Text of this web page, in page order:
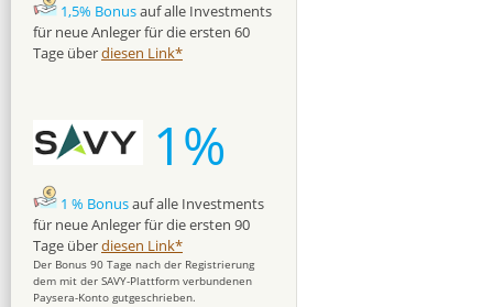
1,5% Bonusauf alle Investments
für neue Anleger für die ersten 60
Tage überdiesen Link*
1%
1 % Bonusauf alle Investments
für neue Anleger für die ersten 90
Tage überdiesen Link*
Der Bonus 90 Tage nach der Registrierung
dem mit der SAVY-Plattform verbundenen
Paysera-Konto gutgeschrieben.